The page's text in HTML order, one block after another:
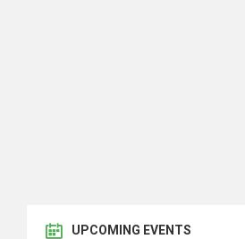
UPCOMING EVENTS